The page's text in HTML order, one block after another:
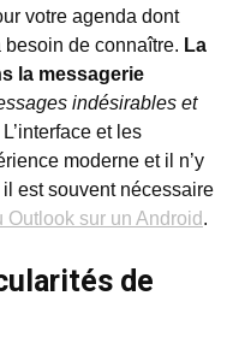
votre agenda dont
de connaître. La
la messagerie
indésirables et
L’interface et les
moderne et il n’y
est souvent nécessaire
sur un Android .
de